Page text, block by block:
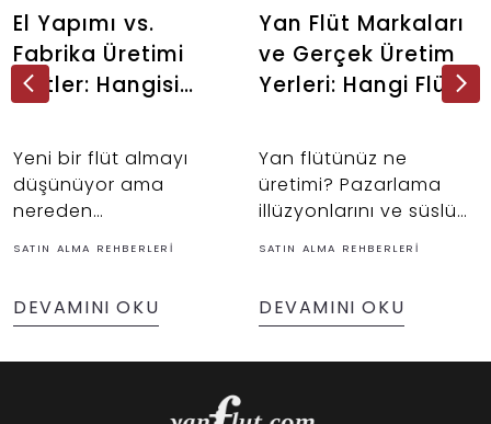
El Yapımı vs.
Fabrika Üretimi
Flütler: Hangisi
Yeni bir flüt almayı
düşünüyor ama
nereden
yolculuğuna yeni
olun, ister
SATIN ALMA REHBERLERI
DEVAMINI OKU
Yan Flüt Markaları
ve Gerçek Üretim
Yerleri: Hangi Flüt
Üretiliyor?
Yan flütünüz ne
üretimi? Pazarlama
illüzyonlarını ve süslü
kelimeleri bir kenara
haklı olarak
üretildiğine dikkat
SATIN ALMA REHBERLERI
DEVAMINI OKU